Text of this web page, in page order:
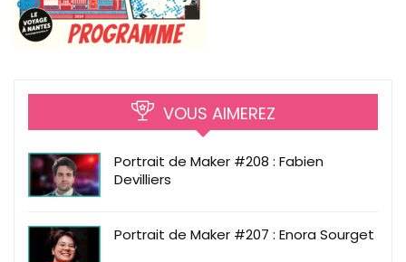
VOUS AIMEREZ
Portrait de Maker #208 : Fabien
Devilliers
Portrait de Maker #207 : Enora Sourget